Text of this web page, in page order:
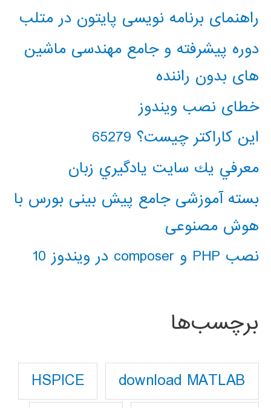
راهنمای برنامه نویسی پایتون در متلب
دوره پیشرفته و جامع مهندسی ماشین
های بدون راننده
خطای نصب ویندوز
این کاراکتر چیست؟ 65279
معرفي يك سايت يادگيري زبان
بسته آموزشی جامع پیش بینی بورس با
هوش مصنوعی
نصب PHP و composer در ویندوز 10
برچسب‌ها
download MATLAB
HSPICE